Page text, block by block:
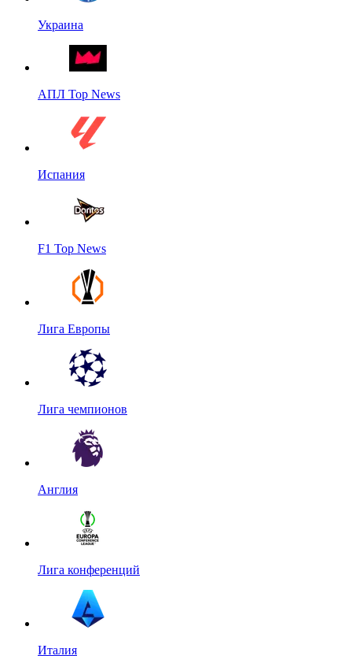
Украина
АПЛ Top News
Испания
F1 Top News
Лига Европы
Лига чемпионов
Англия
Лига конференций
Италия